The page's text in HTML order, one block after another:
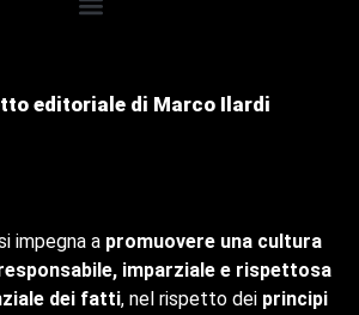
editoriale di Marco Ilardi
impegna a promuovere una cultura
imparziale e rispettosa
dei fatti, nel rispetto dei principi